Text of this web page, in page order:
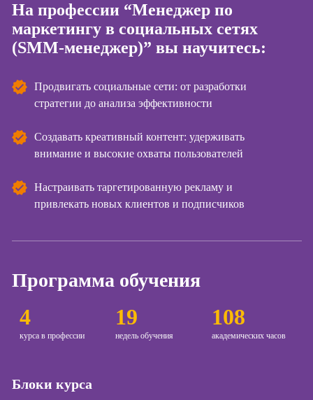
Курсы по
созданию
контента
Курсы по
продвижение
сайтов)
и продвижения
сайтов на Tilda
контекстной
социальных
сетях
На профессии “Менеджер по
маркетингу в социальных сетях
(SMM-менеджер)” вы научитесь:
Продвигать социальные сети: от разработки
стратегии до анализа эффективности
Создавать креативный контент: удерживать
внимание и высокие охваты пользователей
Настраивать таргетированную рекламу и
привлекать новых клиентов и подписчиков
4
курса в профессии
19
недель обучения
108
академических часов
Программа обучения
Блоки курса